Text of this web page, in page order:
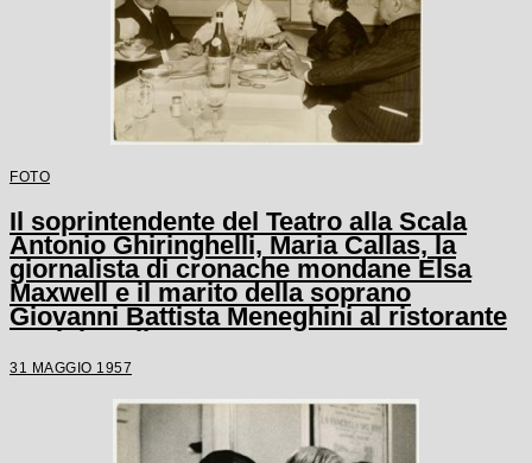
FOTO
Il soprintendente del Teatro alla Scala
Antonio Ghiringhelli, Maria Callas, la
giornalista di cronache mondane Elsa
Maxwell e il marito della soprano
Giovanni Battista Meneghini al ristorante
Savini a Milano
31 MAGGIO 1957